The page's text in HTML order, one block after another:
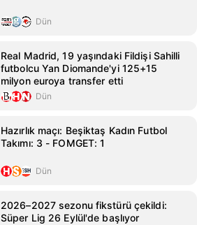
Dün
Real Madrid, 19 yaşındaki Fildişi Sahilli
futbolcu Yan Diomande'yi 125+15
milyon euroya transfer etti
Dün
Hazırlık maçı: Beşiktaş Kadın Futbol
Takımı: 3 - FOMGET: 1
Dün
2026–2027 sezonu fikstürü çekildi:
Süper Lig 26 Eylül'de başlıyor